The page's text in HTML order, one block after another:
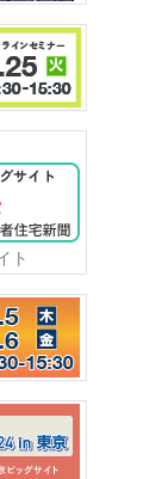
ト